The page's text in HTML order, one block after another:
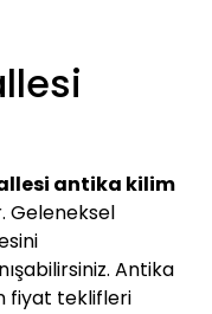
antika kilim
Geleneksel
Antika
fiyat teklifleri